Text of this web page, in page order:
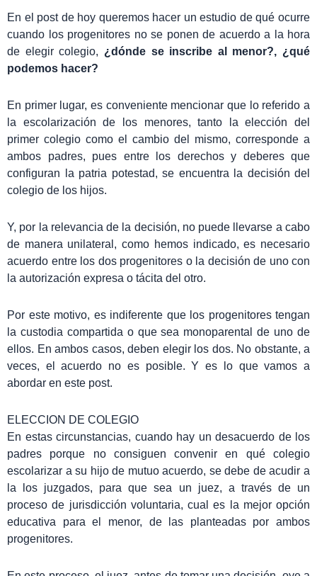
En el post de hoy queremos hacer un estudio de qué ocurre
cuando los progenitores no se ponen de acuerdo a la hora
de elegir colegio, ¿dónde se inscribe al menor?, ¿qué
podemos hacer?
En primer lugar, es conveniente mencionar que lo referido a
la escolarización de los menores, tanto la elección del
primer colegio como el cambio del mismo, corresponde a
ambos padres, pues entre los derechos y deberes que
configuran la patria potestad, se encuentra la decisión del
colegio de los hijos.
Y, por la relevancia de la decisión, no puede llevarse a cabo
de manera unilateral, como hemos indicado, es necesario
acuerdo entre los dos progenitores o la decisión de uno con
la autorización expresa o tácita del otro.
Por este motivo, es indiferente que los progenitores tengan
la custodia compartida o que sea monoparental de uno de
ellos. En ambos casos, deben elegir los dos. No obstante, a
veces, el acuerdo no es posible. Y es lo que vamos a
abordar en este post.
ELECCION DE COLEGIO
En estas circunstancias, cuando hay un desacuerdo de los
padres porque no consiguen convenir en qué colegio
escolarizar a su hijo de mutuo acuerdo, se debe de acudir a
la los juzgados, para que sea un juez, a través de un
proceso de jurisdicción voluntaria, cual es la mejor opción
educativa para el menor, de las planteadas por ambos
progenitores.